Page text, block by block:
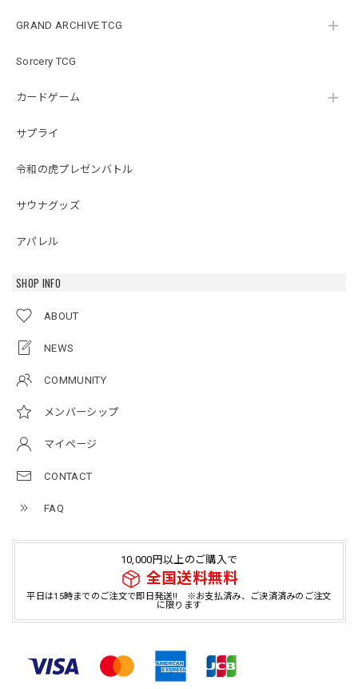
GRAND ARCHIVE TCG
Sorcery TCG
カードゲーム
サプライ
令和の虎プレゼンバトル
サウナグッズ
アパレル
SHOP INFO
ABOUT
NEWS
COMMUNITY
メンバーシップ
マイページ
CONTACT
FAQ
10,000円以上のご購入で
全国送料無料
平日は15時までのご注文で即日発送!! ※お支払済み、ご決済済みのご注文
に限ります